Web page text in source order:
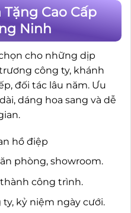
Cao Cấp
Ninh
cho những dịp
công ty, khánh
đối tác lâu năm. Ưu
dáng hoa sang và dễ
hồ điệp
phòng, showroom.
công trình.
kỷ niệm ngày cưới.